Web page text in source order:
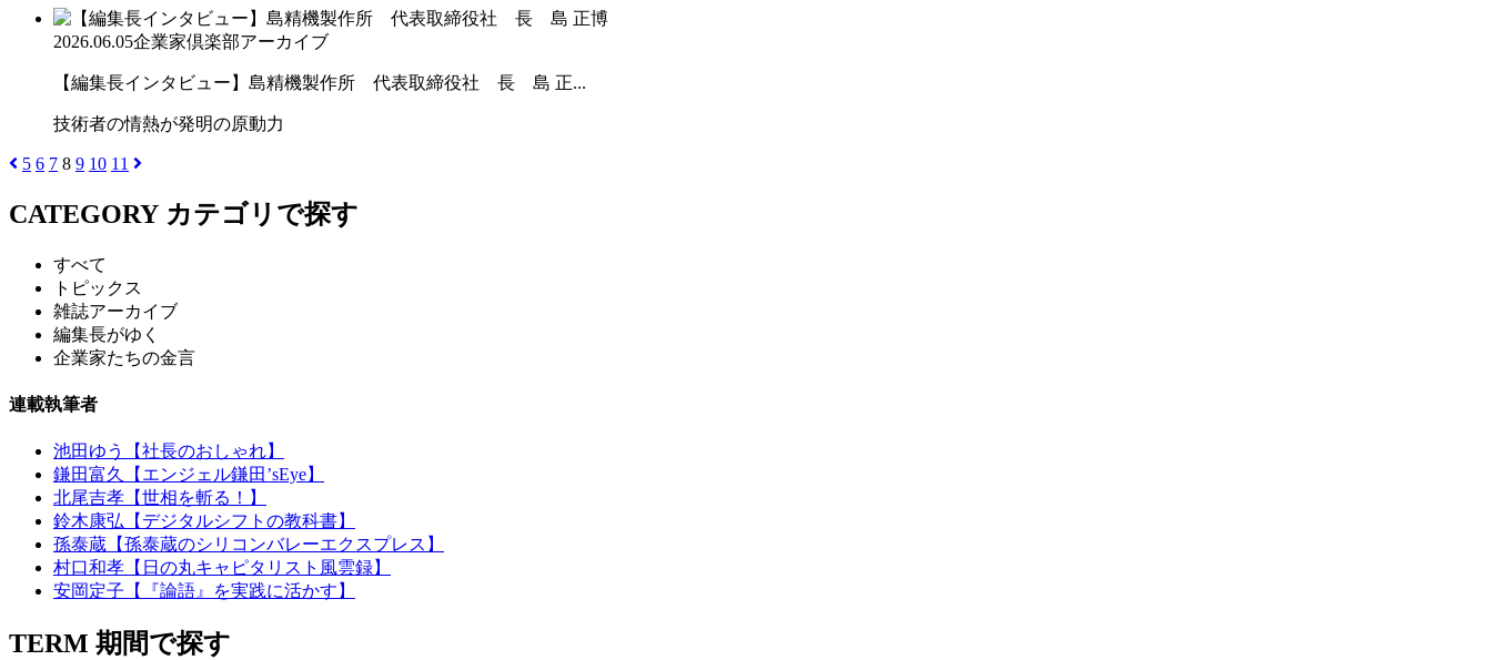
2026.06.05企業家倶楽部アーカイブ
【編集長インタビュー】島精機製作所 代表取締役社 長 島 正...
技術者の情熱が発明の原動力
5 6 7 8 9 10 11
CATEGORY カテゴリで探す
すべて
トピックス
雑誌アーカイブ
編集長がゆく
企業家たちの金言
連載執筆者
池田ゆう【社長のおしゃれ】
鎌田富久【エンジェル鎌田’sEye】
北尾吉孝【世相を斬る！】
鈴木康弘【デジタルシフトの教科書】
孫泰蔵【孫泰蔵のシリコンバレーエクスプレス】
村口和孝【日の丸キャピタリスト風雲録】
安岡定子【『論語』を実践に活かす】
TERM 期間で探す